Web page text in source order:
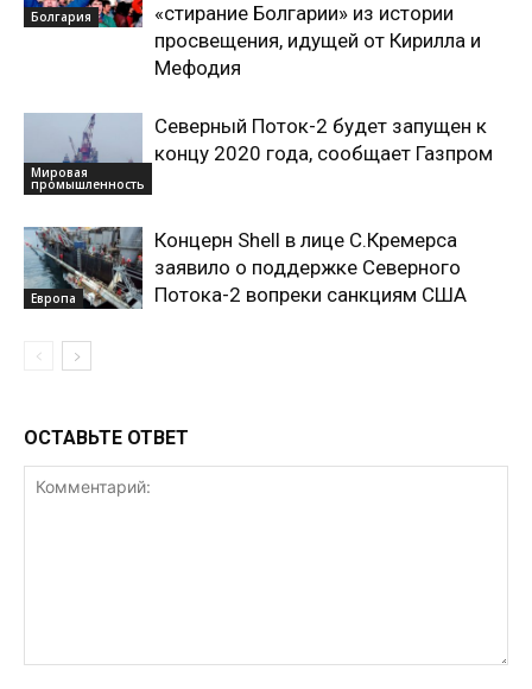
Болгария
«стирание Болгарии» из истории
просвещения, идущей от Кирилла и
Мефодия
Мировая
промышленность
Северный Поток-2 будет запущен к
концу 2020 года, сообщает Газпром
Европа
Концерн Shell в лице С.Кремерса
заявило о поддержке Северного
Потока-2 вопреки санкциям США
ОСТАВЬТЕ ОТВЕТ